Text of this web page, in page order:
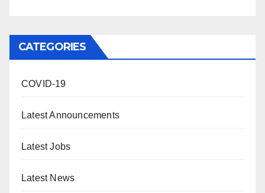
CATEGORIES
COVID-19
Latest Announcements
Latest Jobs
Latest News